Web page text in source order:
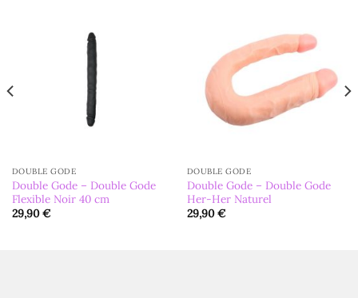
DOUBLE GODE
Double Gode – Double Gode
Flexible Noir 40 cm
29,90€
DOUBLE GODE
Double Gode – Double Gode
Her-Her Naturel
29,90€